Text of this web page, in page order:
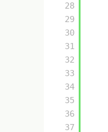
28
29
30
31
32
33
34
35
36
37